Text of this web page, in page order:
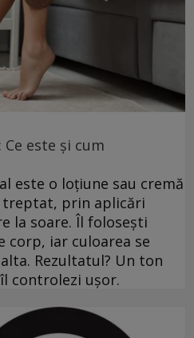
este și cum
este o loțiune sau cremă
treptat, prin aplicări
la soare. Îl folosești
corp, iar culoarea se
Rezultatul? Un ton
controlezi ușor.